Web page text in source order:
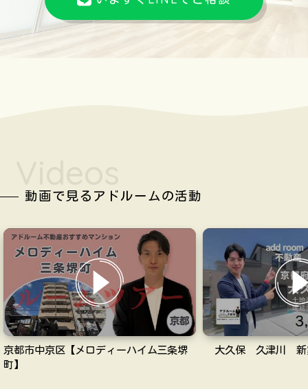
動画で見るアドルームの活動
ィーハイム三条堺 大久保 久津川 新築戸建3,690万円